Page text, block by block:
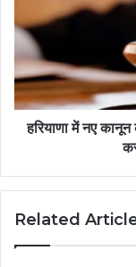
हरियाणा में नए
Related